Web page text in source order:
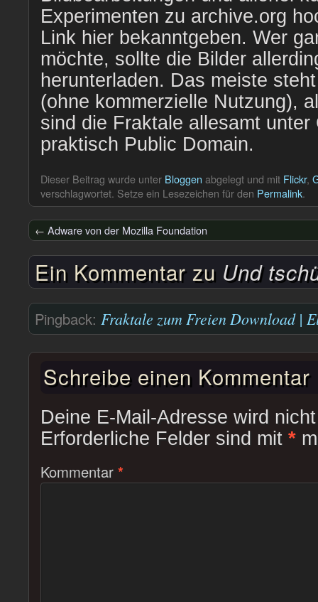
Experimenten zu archive.org
Link hier bekanntgeben. Wer
möchte, sollte die Bilder
herunterladen. Das meiste
(ohne kommerzielle Nutzung),
sind die Fraktale allesamt
praktisch Public Domain.
Dieser Beitrag wurde unter Bloggen abgelegt und mit Flickr,
verschlagwortet. Setze ein Lesezeichen für den Permalink.
← Adware von der Mozilla Foundation
Ein Kommentar zu Und
Pingback: Fraktale zum Freien Download |
Schreibe einen Kommentar
Deine E-Mail-Adresse wird
Erforderliche Felder sind mit *
Kommentar *